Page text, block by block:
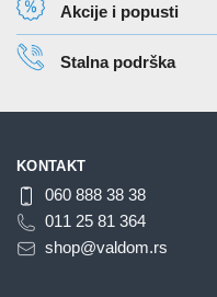
Akcije i popusti
Stalna podrška
KONTAKT
060 888 38 38
011 25 81 364
shop@valdom.rs